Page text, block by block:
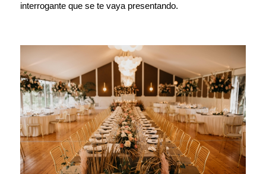
interrogante que se te vaya presentando.